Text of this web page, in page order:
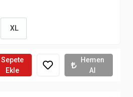
XL
Sepete
Ekle
Hemen
Al